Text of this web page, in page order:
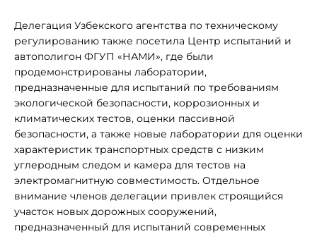
Делегация Узбекского агентства по техническому
регулированию также посетила Центр испытаний и
автополигон ФГУП «НАМИ», где были
продемонстрированы лаборатории,
предназначенные для испытаний по требованиям
экологической безопасности, коррозионных и
климатических тестов, оценки пассивной
безопасности, а также новые лаборатории для оценки
характеристик транспортных средств с низким
углеродным следом и камера для тестов на
электромагнитную совместимость. Отдельное
внимание членов делегации привлек строящийся
участок новых дорожных сооружений,
предназначенный для испытаний современных